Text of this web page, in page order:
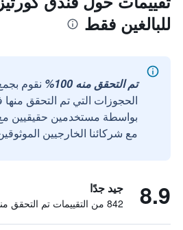
للبالغين فقط
تم التحقق منه 100%
نقوم
الحجوزات التي تم التحقق
مع شركائنا الخارجيين
8.9 جيد جدًا
842 من التقييمات تم التحقق منها